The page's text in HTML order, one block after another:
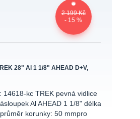
2 199 Kč
- 15 %
28" Al 1 1/8" AHEAD D+V,
14618-kc TREK pevná vidlice
Al AHEAD 1 1/8" délka
korunky: 50 mmpro